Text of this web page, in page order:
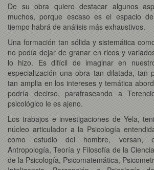
De su obra quiero destacar algunos
muchos, porque escaso es el espacio
tiempo habrá de análisis más exhaustivos.
Una formación tan sólida y sistemática
no podía dejar de granar en ricos y
lo hizo. Es difícil de imaginar en
especialización una obra tan dilatada, tan
tan amplia en los intereses y temática
podría decirse, parafraseando a
psicológico le es ajeno.
Los trabajos e investigaciones de Yela,
núcleo articulador a la Psicología
como estudio del hombre, versan,
Antropología, Teoría y Filosofía de la
de la Psicología, Psicomatemática,